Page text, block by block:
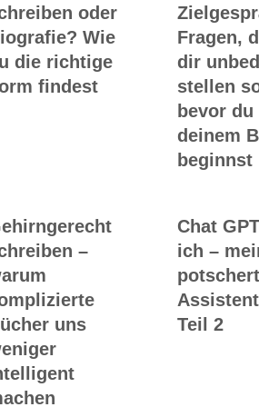
oder
Wie
die richtige
findest
Fragen,
dir
stellen
bevor
deinem
beginnst
–
uns
Chat
ich –
Teil 2